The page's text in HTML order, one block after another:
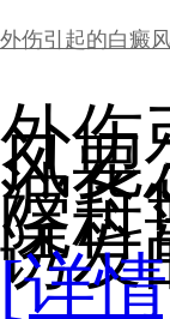
外伤引起的白癜
外伤
风要
波华
院科
诱发
[详